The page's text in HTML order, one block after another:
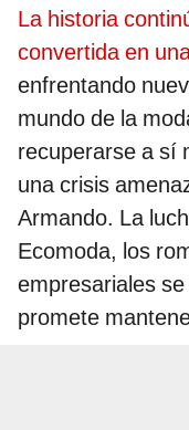
La historia
convertida en
enfrentando
mundo de la
recuperarse a sí
una crisis
Armando. La
Ecomoda, los
empresariales
promete